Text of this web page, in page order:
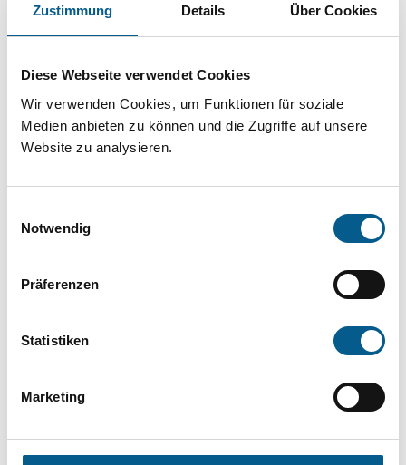
Zustimmung Details Über Cookies
Diese Webseite verwendet Cookies
Wir verwenden Cookies, um Funktionen für soziale
Medien anbieten zu können und die Zugriffe auf unsere
Website zu analysieren.
Notwendig
Präferenzen
Statistiken
Marketing
Sie suchen finanzielle Unterstützung für ein
Projekt oder ein Vorhaben? Hier können Sie
direkt über unsere Fördermitteldatenbank und
Stiftungsdatenbank recherchieren. Bei der
Suche bitte die Groß- und Kleinschreibung
beachten.
können durch die Wahl von Bereichen oder
Suchen